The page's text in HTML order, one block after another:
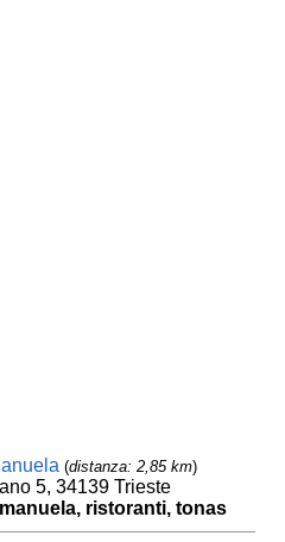
(distanza: 2,85 km)
5, 34139 Trieste
ristoranti, tonas